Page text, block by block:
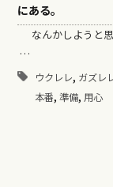
にある。
なんかしようと思
…
ウクレレ, ガズレ
本番, 準備, 用心